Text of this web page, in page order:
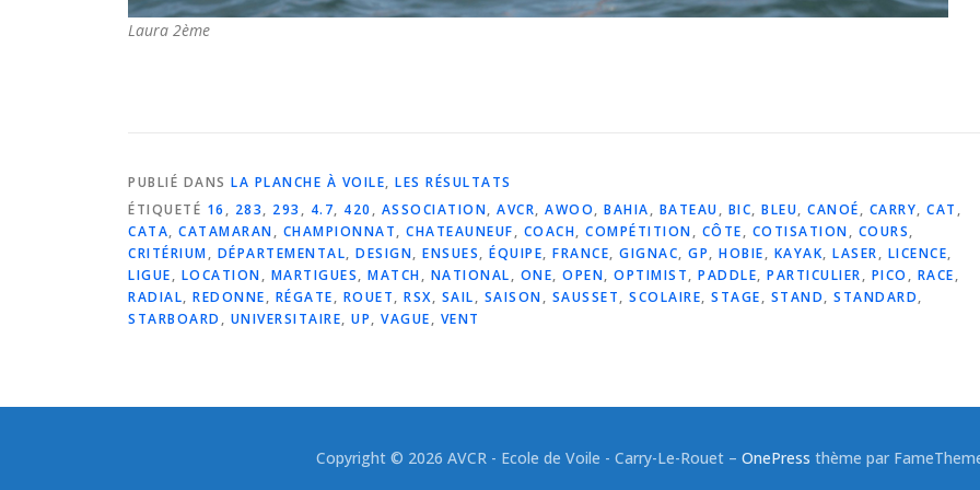
Laura 2ème
PUBLIÉ DANS LA PLANCHE À VOILE, LES RÉSULTATS
ÉTIQUETÉ 16 , 283, 293 , 4.7, 420 , ASSOCIATION, AVCR, AWOO, BAHIA, BATEAU, BIC, BLEU, CANOÉ, CARRY, CAT ,
CATA, CATAMARAN, CHAMPIONNAT, CHATEAUNEUF, COACH, COMPÉTITION, CÔTE, COTISATION, COURS,
CRITÉRIUM, DÉPARTEMENTAL, DESIGN, ENSUES, ÉQUIPE, FRANCE, GIGNAC, GP, HOBIE, KAYAK, LASER, LICENCE,
LIGUE, LOCATION, MARTIGUES, MATCH, NATIONAL, ONE, OPEN, OPTIMIST, PADDLE, PARTICULIER, PICO , RACE,
RADIAL, REDONNE, RÉGATE, ROUET, RSX, SAIL, SAISON, SAUSSET, SCOLAIRE, STAGE, STAND, STANDARD,
STARBOARD , UNIVERSITAIRE, UP, VAGUE, VENT
Copyright © 2026 AVCR - Ecole de Voile - Carry-Le-Rouet – OnePress thème par